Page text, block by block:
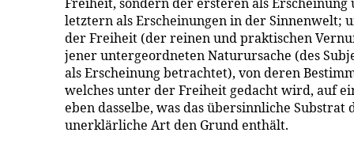
letztern als Erscheinungen in der Sinnenwelt;
der Freiheit (der reinen und praktischen
jener untergeordneten Naturursache (des
als Erscheinung betrachtet), von deren
welches unter der Freiheit gedacht wird, auf
eben dasselbe, was das übersinnliche Substrat
unerklärliche Art den Grund enthält.